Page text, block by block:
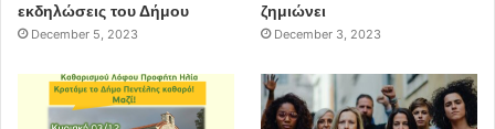
εκδηλώσεις του Δήμου
December 5, 2023
ζημιώνει
December 3, 2023